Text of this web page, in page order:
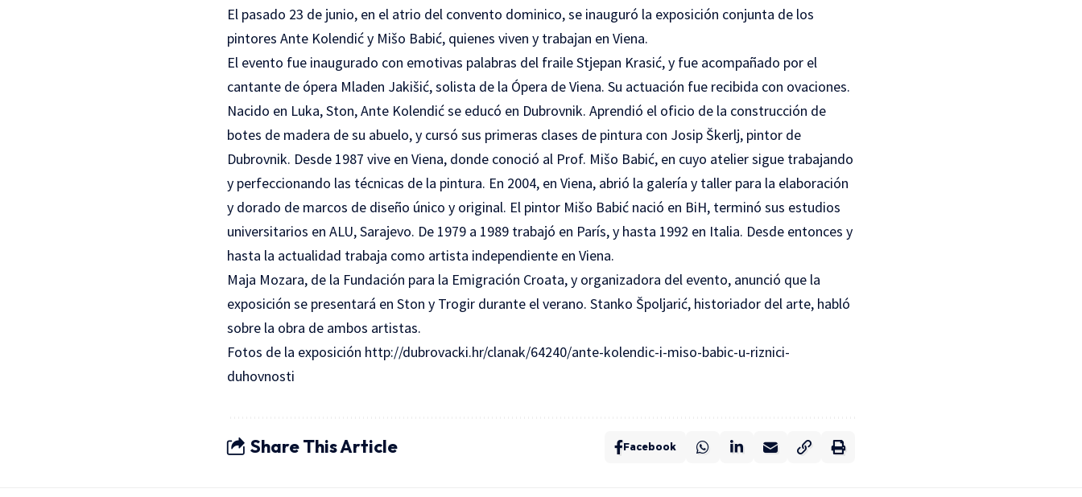
El pasado 23 de junio, en el atrio del convento dominico, se inauguró la exposición conjunta de los
pintores Ante Kolendić y Mišo Babić, quienes viven y trabajan en Viena.
El evento fue inaugurado con emotivas palabras del fraile Stjepan Krasić, y fue acompañado por el
cantante de ópera Mladen Jakišić, solista de la Ópera de Viena. Su actuación fue recibida con ovaciones.
Nacido en Luka, Ston, Ante Kolendić se educó en Dubrovnik. Aprendió el oficio de la construcción de
botes de madera de su abuelo, y cursó sus primeras clases de pintura con Josip Škerlj, pintor de
Dubrovnik. Desde 1987 vive en Viena, donde conoció al Prof. Mišo Babić, en cuyo atelier sigue trabajando
y perfeccionando las técnicas de la pintura. En 2004, en Viena, abrió la galería y taller para la elaboración
y dorado de marcos de diseño único y original. El pintor Mišo Babić nació en BiH, terminó sus estudios
universitarios en ALU, Sarajevo. De 1979 a 1989 trabajó en París, y hasta 1992 en Italia. Desde entonces y
hasta la actualidad trabaja como artista independiente en Viena.
Maja Mozara, de la Fundación para la Emigración Croata, y organizadora del evento, anunció que la
exposición se presentará en Ston y Trogir durante el verano. Stanko Špoljarić, historiador del arte, habló
sobre la obra de ambos artistas.
Fotos de la exposición http://dubrovacki.hr/clanak/64240/ante-kolendic-i-miso-babic-u-riznici-
duhovnosti
Share This Article Facebook